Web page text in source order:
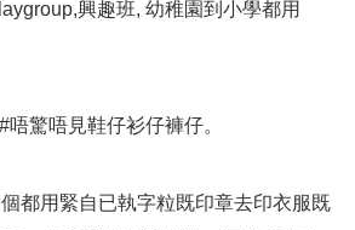
興趣班, 幼稚園到小學都用
驚唔見鞋仔衫仔褲仔。
個都用緊自已執字粒既印章去印衣服既